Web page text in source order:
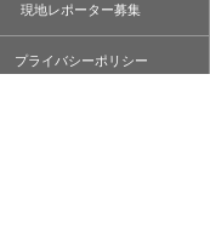
現地レポーター募集
プライバシーポリシー